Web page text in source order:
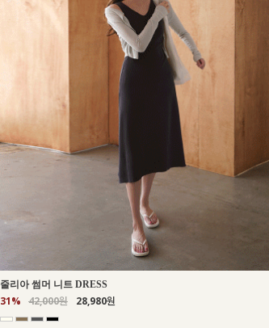
줄리아 썸머 니트 DRESS
31% 42,000원 28,980원